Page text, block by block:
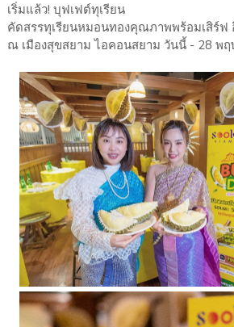
เริ่มแล้ว! บุฟเฟต์ทุเรียน
คัดสรรทุเรียนหมอนทองคุณภาพพร้อมเสิร์ฟ
ณ เมืองสุขสยาม ไอคอนสยาม วันนี้ - 28 พ